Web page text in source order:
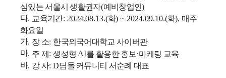
심있는 서울시 생활권자(예비창업인)
다. 교육기간: 2024.08.13.(화) ~ 2024.09.10.(화), 매주
화요일
가. 장 소: 한국외국어대학교 사이버관
마. 주 제 :생성형AI를 활용한 홍보·마케팅 교육
바. 강 사: D딤돌 커뮤니티 서순례 대표